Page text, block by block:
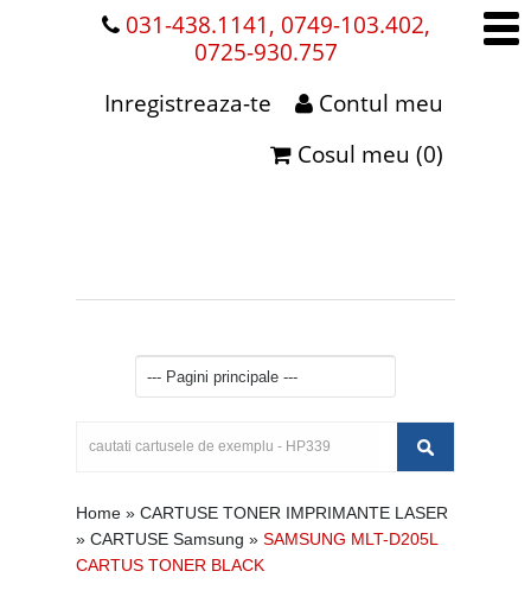
031-438.1141, 0749-103.402,
0725-930.757
Contul meu
Inregistreaza-te
Cosul meu (0)
Home » CARTUSE TONER IMPRIMANTE LASER
» CARTUSE Samsung » SAMSUNG MLT-D205L
CARTUS TONER BLACK